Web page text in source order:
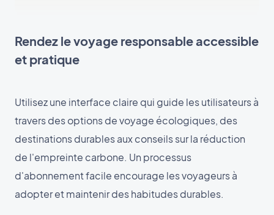
Rendez le voyage responsable accessible
et pratique
Utilisez une interface claire qui guide les utilisateurs à
travers des options de voyage écologiques, des
destinations durables aux conseils sur la réduction
de l'empreinte carbone. Un processus
d'abonnement facile encourage les voyageurs à
adopter et maintenir des habitudes durables.